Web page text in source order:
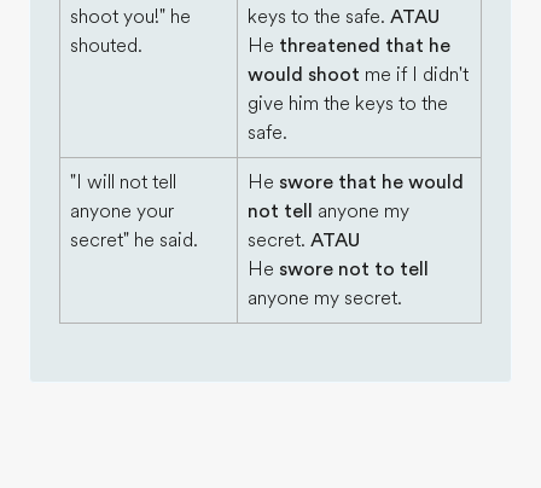
shoot you!" he
shouted.
keys to the safe. ATAU
He threatened that he
would shoot me if I didn't
give him the keys to the
safe.
"I will not tell
anyone your
secret" he said.
He swore that he would
not tell anyone my
secret. ATAU
He swore not to tell
anyone my secret.